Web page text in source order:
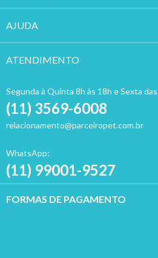
AJUDA
ATENDIMENTO
Segunda à Quinta 8h às 18h e Sexta
(11) 3569-6008
relacionamento@parceiropet.com.br
WhatsApp:
(11) 99001-9527
FORMAS DE PAGAMENTO